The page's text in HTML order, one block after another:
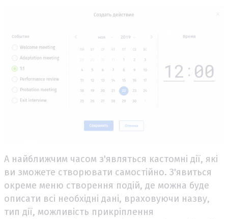
А найближчим часом з'являться кастомні дії, які
ви зможете створювати самостійно. З'явиться
окреме меню створення подій, де можна буде
описати всі необхідні дані, враховуючи назву,
тип дії, можливість прикріплення